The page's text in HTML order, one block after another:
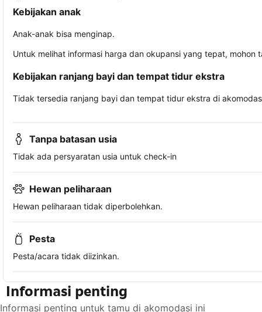
Kebijakan anak
Anak-anak bisa menginap.
Untuk melihat informasi harga dan okupansi yang tepat,
Kebijakan ranjang bayi dan tempat tidur ekstra
Tidak tersedia ranjang bayi dan tempat tidur ekstra di
Tanpa batasan usia
Tidak ada persyaratan usia untuk check-in
Hewan peliharaan
Hewan peliharaan tidak diperbolehkan.
Pesta
Pesta/acara tidak diizinkan.
Informasi penting
Informasi penting untuk tamu di akomodasi ini